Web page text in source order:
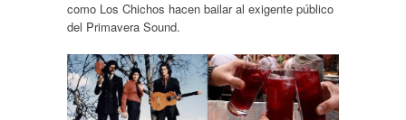
como Los Chichos hacen bailar al exigente público
del Primavera Sound.